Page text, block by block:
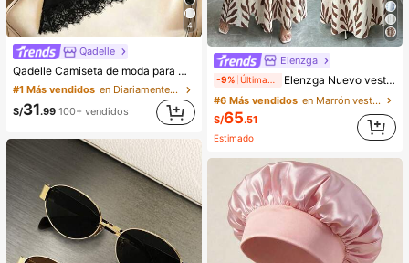
4
Qadelle
Qadelle Camiseta de moda para mujer de color liso con cuello redondo, manga corta y dobladillo de encaje
#1 Más vendidos
en Diariamente Camisetas De Mujer
S/31.99 100+ vendidos
Elenzga
-9% Elenzga Nuevo vestido largo sin tirantes estilo bohemio de verano, sexy con espalda descubierta y recortes, estampado floral, vestido bandeau, vestido de verano elegante, vestido largo de verano para mujer, vestido de playa, adecuado para vacaciones, picnics, actividades de playa, vestido para mujer
#6 Más vendidos
en Marrón vestidos largos hasta el suelo
S/65.51
Estimado